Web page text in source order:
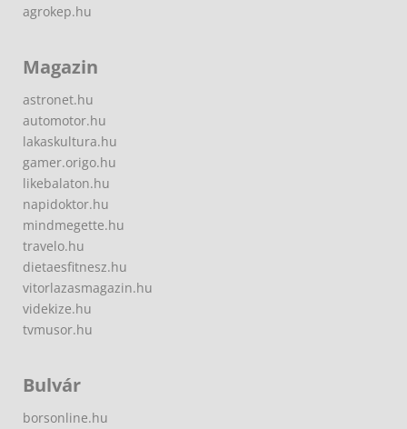
agrokep.hu
Magazin
astronet.hu
automotor.hu
lakaskultura.hu
gamer.origo.hu
likebalaton.hu
napidoktor.hu
mindmegette.hu
travelo.hu
dietaesfitnesz.hu
vitorlazasmagazin.hu
videkize.hu
tvmusor.hu
Bulvár
borsonline.hu